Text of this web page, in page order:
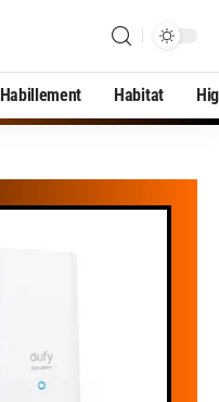
Habillement Habitat